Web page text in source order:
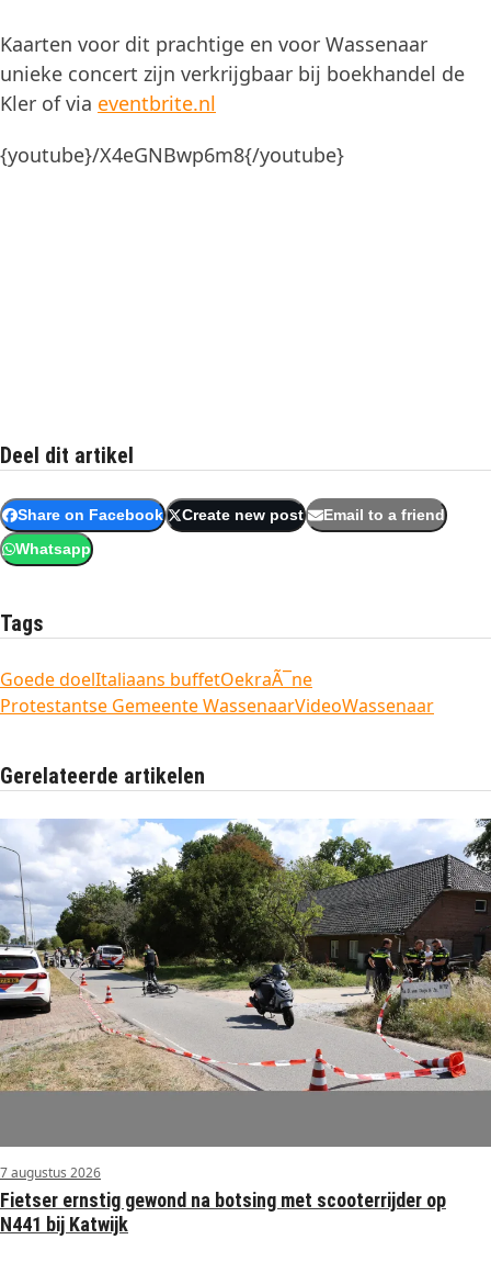
Kaarten voor dit prachtige en voor Wassenaar
unieke concert zijn verkrijgbaar bij boekhandel de
Kler of via eventbrite.nl
{youtube}/X4eGNBwp6m8{/youtube}
Deel dit artikel
Share on Facebook Create new post Email to a friend
Whatsapp
Tags
Goede doelItaliaans buffetOekraÃ¯ne
Protestantse Gemeente WassenaarVideoWassenaar
Gerelateerde artikelen
7 augustus 2026
Fietser ernstig gewond na botsing met scooterrijder op
N441 bij Katwijk